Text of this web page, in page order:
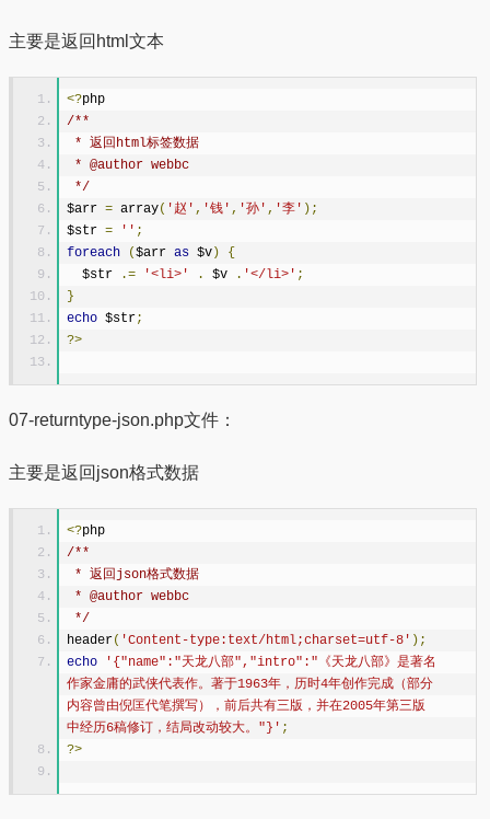
主要是返回html文本
<?php
/**
* 返回html标签数据
* @author webbc
*/
$arr = array( '赵' , '钱' , '孙' , '李' );
$str = '' ;
foreach
($arr as $v )
{
  $str
.= '<li>' . $v . '</li>' ;
}
echo $str;
?>
07-returntype-json.php文件：
主要是返回json格式数据
<?php
/**
* 返回json格式数据
* @author webbc
*/
header( 'Content-type:text/html;charset=utf-8' );
echo
'{"name":"天龙八部","intro":"《天龙八部》是著名
作家金庸的武侠代表作。著于1963年，历时4年创作完成（部分
内容曾由倪匡代笔撰写），前后共有三版，并在2005年第三版
中经历6稿修订，结局改动较大。"}' ;
?>